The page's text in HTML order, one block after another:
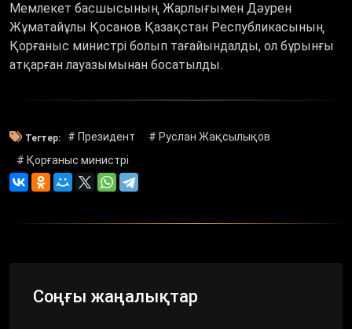
Мемлекет басшысының Жарлығымен Дәурен
Жұматайұлы Қосанов Қазақстан Республикасының
Қорғаныс министрі болып тағайындалды, ол бұрынғы
атқарған лауазымынан босатылды.
Тегтер: # Президент
# Руслан Жақсылықов
# Қорғаныс министрі
Соңғы жаңалықтар